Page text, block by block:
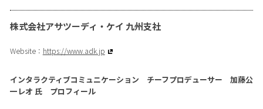
株式会社アサツーディ・ケイ 九州支社
Website： https://www.adk.jp
インタラクティブコミュニケーション チーフプロデューサー 加藤公
一レオ 氏 プロフィール